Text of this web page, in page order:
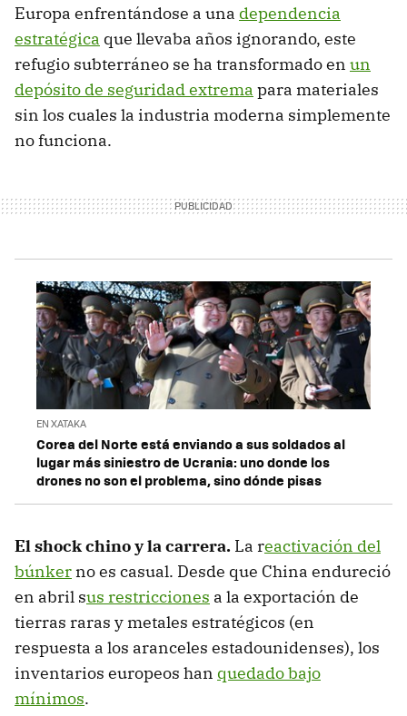
Europa enfrentándose a una dependencia
estratégica que llevaba años ignorando, este
refugio subterráneo se ha transformado en un
depósito de seguridad extrema para materiales
sin los cuales la industria moderna simplemente
no funciona.
EN XATAKA
Corea del Norte está enviando a sus soldados al
lugar más siniestro de Ucrania: uno donde los
drones no son el problema, sino dónde pisas
El shock chino y la carrera. La reactivación del
búnker no es casual. Desde que China endureció
en abril sus restricciones a la exportación de
tierras raras y metales estratégicos (en
respuesta a los aranceles estadounidenses), los
inventarios europeos han quedado bajo
mínimos.